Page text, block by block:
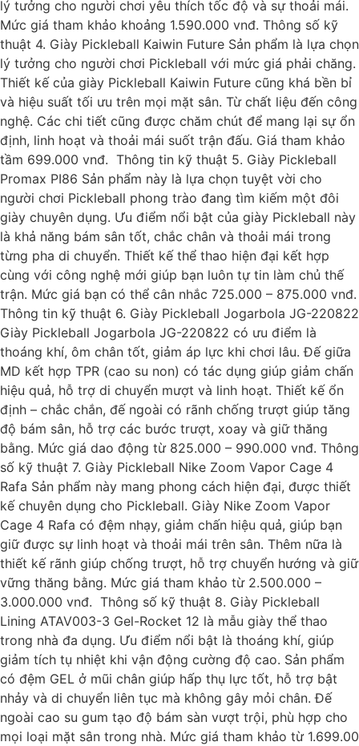
lý tưởng cho người chơi yêu thích tốc độ và sự thoải mái.
Mức giá tham khảo khoảng 1.590.000 vnđ. Thông số kỹ
thuật 4. Giày Pickleball Kaiwin Future Sản phẩm là lựa chọn
lý tưởng cho người chơi Pickleball với mức giá phải chăng.
Thiết kế của giày Pickleball Kaiwin Future cũng khá bền bỉ
và hiệu suất tối ưu trên mọi mặt sân. Từ chất liệu đến công
nghệ. Các chi tiết cũng được chăm chút để mang lại sự ổn
định, linh hoạt và thoải mái suốt trận đấu. Giá tham khảo
tầm 699.000 vnđ. Thông tin kỹ thuật 5. Giày Pickleball
Promax PI86 Sản phẩm này là lựa chọn tuyệt vời cho
người chơi Pickleball phong trào đang tìm kiếm một đôi
giày chuyên dụng. Ưu điểm nổi bật của giày Pickleball này
là khả năng bám sân tốt, chắc chân và thoải mái trong
từng pha di chuyển. Thiết kế thể thao hiện đại kết hợp
cùng với công nghệ mới giúp bạn luôn tự tin làm chủ thế
trận. Mức giá bạn có thể cân nhắc 725.000 – 875.000 vnđ.
Thông tin kỹ thuật 6. Giày Pickleball Jogarbola JG-220822
Giày Pickleball Jogarbola JG-220822 có ưu điểm là
thoáng khí, ôm chân tốt, giảm áp lực khi chơi lâu. Đế giữa
MD kết hợp TPR (cao su non) có tác dụng giúp giảm chấn
hiệu quả, hỗ trợ di chuyển mượt và linh hoạt. Thiết kế ổn
định – chắc chắn, đế ngoài có rãnh chống trượt giúp tăng
độ bám sân, hỗ trợ các bước trượt, xoay và giữ thăng
bằng. Mức giá dao động từ 825.000 – 990.000 vnđ. Thông
số kỹ thuật 7. Giày Pickleball Nike Zoom Vapor Cage 4
Rafa Sản phẩm này mang phong cách hiện đại, được thiết
kế chuyên dụng cho Pickleball. Giày Nike Zoom Vapor
Cage 4 Rafa có đệm nhạy, giảm chấn hiệu quả, giúp bạn
giữ được sự linh hoạt và thoải mái trên sân. Thêm nữa là
thiết kế rãnh giúp chống trượt, hỗ trợ chuyển hướng và giữ
vững thăng bằng. Mức giá tham khảo từ 2.500.000 –
3.000.000 vnđ. Thông số kỹ thuật 8. Giày Pickleball
Lining ATAV003-3 Gel-Rocket 12 là mẫu giày thể thao
trong nhà đa dụng. Ưu điểm nổi bật là thoáng khí, giúp
giảm tích tụ nhiệt khi vận động cường độ cao. Sản phẩm
có đệm GEL ở mũi chân giúp hấp thụ lực tốt, hỗ trợ bật
nhảy và di chuyển liên tục mà không gây mỏi chân. Đế
ngoài cao su gum tạo độ bám sàn vượt trội, phù hợp cho
mọi loại mặt sân trong nhà. Mức giá tham khảo từ 1.699.00